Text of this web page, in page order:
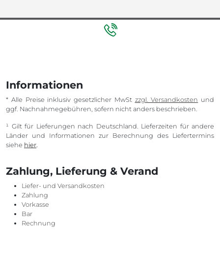
Informationen
* Alle Preise inklusiv gesetzlicher MwSt zzgl. Versandkosten und
ggf. Nachnahmegebühren, sofern nicht anders beschrieben.
¹ Gilt für Lieferungen nach Deutschland. Lieferzeiten für andere
Länder und Informationen zur Berechnung des Liefertermins
siehe hier.
Zahlung, Lieferung & Verand
Liefer- und Versandkosten
Zahlung
Vorkasse
Bar
Rechnung